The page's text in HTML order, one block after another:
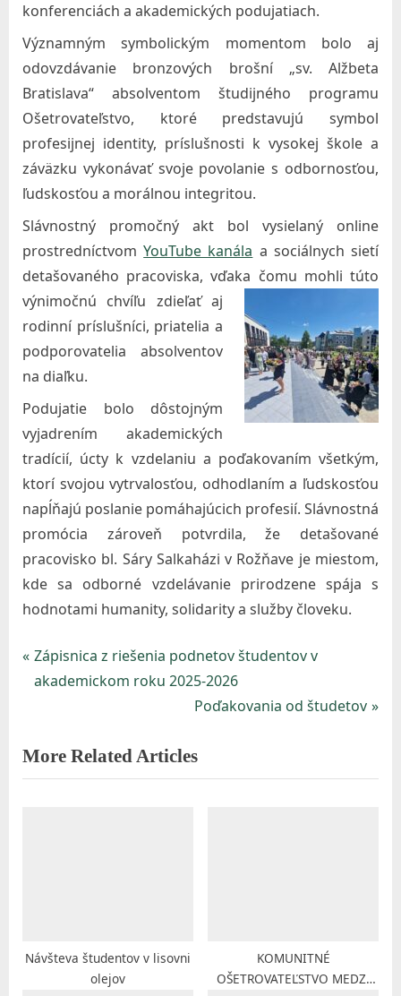
konferenciách a akademických podujatiach.
Významným symbolickým momentom bolo aj
odovzdávanie bronzových brošní „sv. Alžbeta
Bratislava“ absolventom študijného programu
Ošetrovateľstvo, ktoré predstavujú symbol
profesijnej identity, príslušnosti k vysokej škole a
záväzku vykonávať svoje povolanie s odbornosťou,
ľudskosťou a morálnou integritou.
Slávnostný promočný akt bol vysielaný online
prostredníctvomYouTube kanála a sociálnych sietí
detašovaného pracoviska, vďaka čomu mohli túto
výnimočnú chvíľu zdieľať aj
rodinní príslušníci, priatelia a
podporovatelia absolventov
na diaľku.
Podujatie bolo dôstojným
vyjadrením akademických
tradícií, úcty k vzdelaniu a poďakovaním všetkým,
ktorí svojou vytrvalosťou, odhodlaním a ľudskosťou
napĺňajú poslanie pomáhajúcich profesií. Slávnostná
promócia zároveň potvrdila, že detašované
pracovisko bl. Sáry Salkaházi v Rožňave je miestom,
kde sa odborné vzdelávanie prirodzene spája s
hodnotami humanity, solidarity a služby človeku.
Navigácia
P
r
i
o
:
Zápisnica z riešenia podnetov študentov v
akademickom roku 2025-2026
N
x
t
Poďakovania od študetov
More Related Articles
Návšteva študentov v lisovni
olejov
KOMUNITNÉ
OŠETROVATEĽSTVO MEDZI